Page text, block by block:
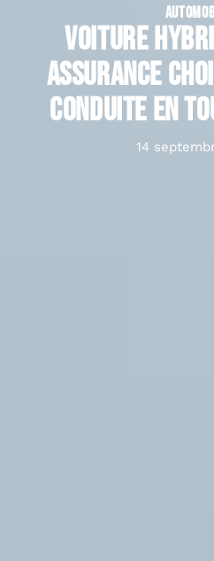
Voiture
assurance
conduite en
14